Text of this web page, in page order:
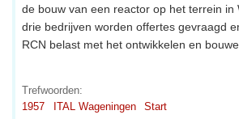
de bouw van een reactor op het terrein in
drie bedrijven worden offertes gevraagd
RCN belast met het ontwikkelen en
Trefwoorden:
1957
ITAL Wageningen Start